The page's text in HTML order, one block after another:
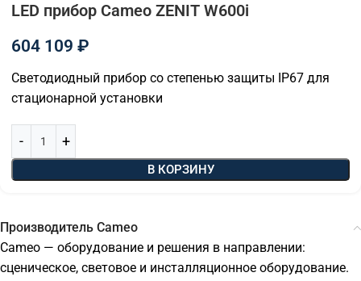
LED прибор Cameo ZENIT W600i
604 109 ₽
Светодиодный прибор со степенью защиты IP67 для
стационарной установки
В КОРЗИНУ
Производитель Cameo
Cameo — оборудование и решения в направлении:
сценическое, световое и инсталляционное оборудование.